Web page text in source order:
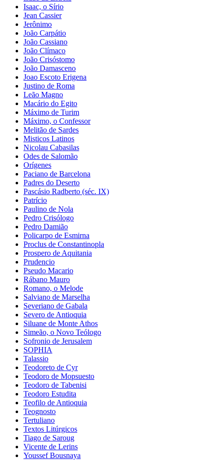
Isaac, o Sírio
Jean Cassier
Jerônimo
João Carpátio
João Cassiano
João Clímaco
João Crisóstomo
João Damasceno
Joao Escoto Erigena
Justino de Roma
Leão Magno
Macário do Egito
Máximo de Turim
Máximo, o Confessor
Melitão de Sardes
Misticos Latinos
Nicolau Cabasilas
Odes de Salomão
Orígenes
Paciano de Barcelona
Padres do Deserto
Pascásio Radberto (séc. IX)
Patrício
Paulino de Nola
Pedro Crisólogo
Pedro Damião
Policarpo de Esmirna
Proclus de Constantinopla
Prospero de Aquitania
Prudencio
Pseudo Macario
Rábano Mauro
Romano, o Melode
Salviano de Marselha
Severiano de Gabala
Severo de Antioquia
Siluane de Monte Athos
Simeão, o Novo Teólogo
Sofronio de Jerusalem
SOPHIA
Talassio
Teodoreto de Cyr
Teodoro de Mopsuesto
Teodoro de Tabenisi
Teodoro Estudita
Teofilo de Antioquia
Teognosto
Tertuliano
Textos Litúrgicos
Tiago de Saroug
Vicente de Lerins
Youssef Bousnaya